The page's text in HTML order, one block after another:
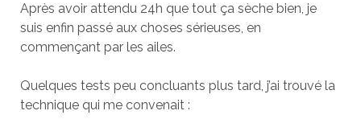
Après avoir attendu 24h que tout ça sèche bien, je
suis enfin passé aux choses sérieuses, en
commençant par les ailes.
Quelques tests peu concluants plus tard, j’ai trouvé la
technique qui me convenait :